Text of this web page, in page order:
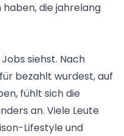
die jahrelang
siehst. Nach
bezahlt wurdest, auf
fühlt sich die
an. Viele Leute
Lifestyle und